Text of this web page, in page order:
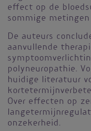
effect op de
sommige
De auteurs
aanvullende
polyneuropathie.
huidige literatuur
Over effecten op
onzekerheid.